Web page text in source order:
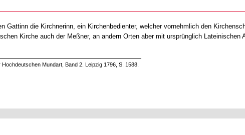
Gattinn die Kirchnerinn, ein Kirchenbedienter, welcher vornehmlich den
Kirche auch der Meßner, an andern Orten aber mit ursprünglich Lateinischen
Mundart, Band 2. Leipzig 1796, S. 1588.